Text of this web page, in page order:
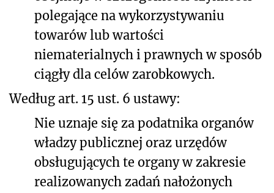
polegające na wykorzystywaniu
towarów lub wartości
niematerialnych i prawnych w sposób
ciągły dla celów zarobkowych.
Według art. 15 ust. 6 ustawy:
Nie uznaje się za podatnika organów
władzy publicznej oraz urzędów
obsługujących te organy w zakresie
realizowanych zadań nałożonych